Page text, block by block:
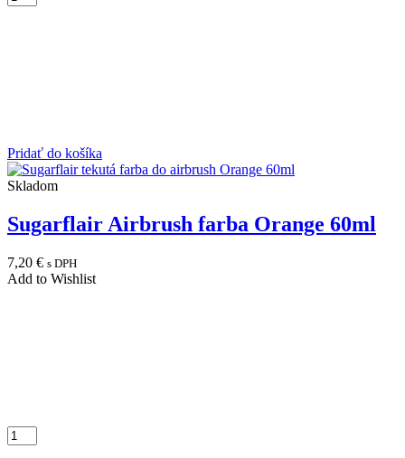
Pridať do košíka
Skladom
Sugarflair Airbrush farba Orange 60ml
7,20 € s DPH
Add to Wishlist